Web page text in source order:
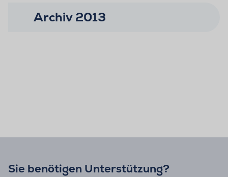
Archiv 2013
Sie benötigen Unterstützung?